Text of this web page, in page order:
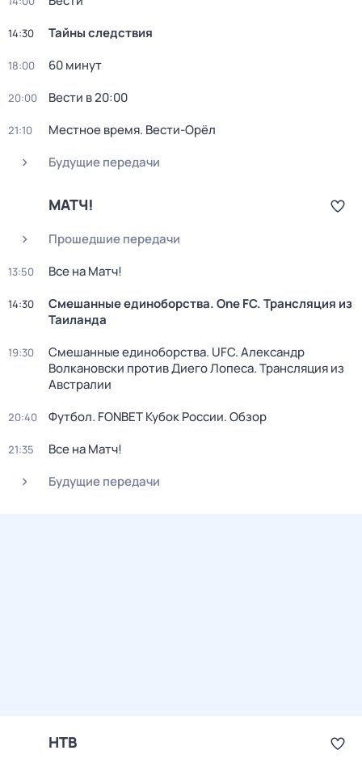
14:30 Тайны следствия
18:00 60 минут
20:00 Вести в 20:00
21:10
Местное время. Вести-Орёл
Будущие передачи
МАТЧ!
Прошедшие передачи
13:50 Все на Матч!
14:30
Смешанные единоборства. One FC. Трансляция из
Таиланда
19:30
Смешанные единоборства. UFC. Александр
Волкановски против Диего Лопеса. Трансляция из
Австралии
20:40 Футбол. FONBET Кубок России. Обзор
21:35
Все на Матч!
Будущие передачи
НТВ